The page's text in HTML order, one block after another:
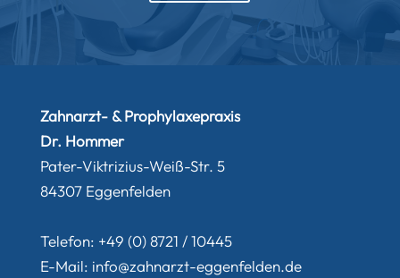
Zahnarzt- & Prophylaxepraxis
Dr. Hommer
Pater-Viktrizius-Weiß-Str. 5
84307 Eggenfelden
Telefon: +49 (0) 8721 / 10445
E-Mail: info@zahnarzt-eggenfelden.de